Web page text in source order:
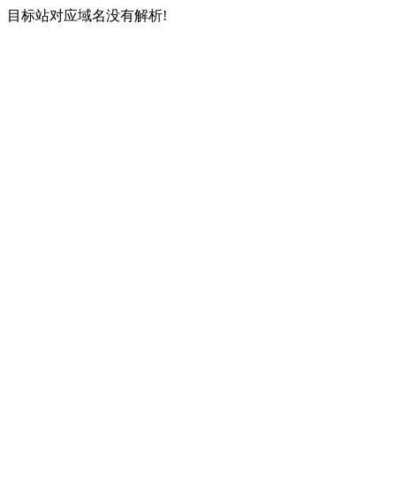
目标站对应域名没有解析!